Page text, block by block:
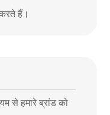
हैं।
से हमारे ब्रांड को